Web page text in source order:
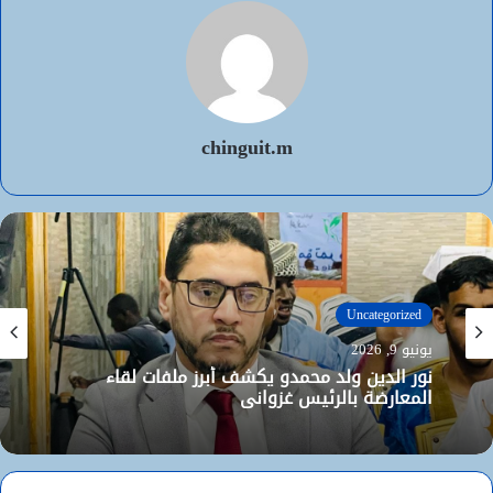
chinguit.m
Uncategorized
يونيو 9, 2026
نور الدين ولد محمدو يكشف أبرز ملفات لقاء
المعارضة بالرئيس غزواني